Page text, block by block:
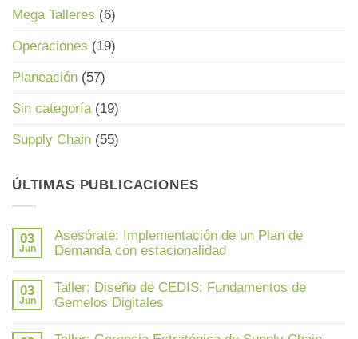
Mega Talleres (6)
Operaciones (19)
Planeación (57)
Sin categoría (19)
Supply Chain (55)
ÚLTIMAS PUBLICACIONES
03
Jun
Asesórate: Implementación de un Plan de
Demanda con estacionalidad
comentarios
en
Asesórate:
03
Jun
Taller: Diseño de CEDIS: Fundamentos de
Gemelos Digitales